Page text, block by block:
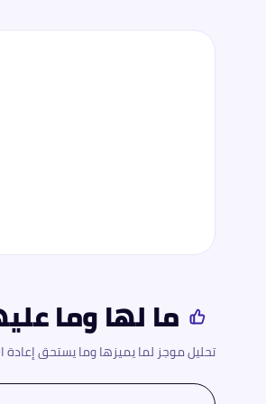
ما لها وما
تحليل موجز لما يميزها وما يستحق إعادة